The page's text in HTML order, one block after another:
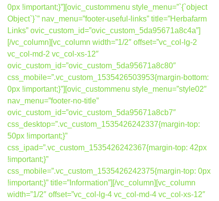
0px !important;}”][ovic_custommenu style_menu=”`{`object
Object`}`” nav_menu=”footer-useful-links” title=”Herbafarm
Links” ovic_custom_id=”ovic_custom_5da95671a8c4a”]
[/vc_column][vc_column width=”1/2″ offset=”vc_col-lg-2
vc_col-md-2 vc_col-xs-12″
ovic_custom_id=”ovic_custom_5da95671a8c80″
css_mobile=”.vc_custom_1535426503953{margin-bottom:
0px !important;}”][ovic_custommenu style_menu=”style02″
nav_menu=”footer-no-title”
ovic_custom_id=”ovic_custom_5da95671a8cb7″
css_desktop=”.vc_custom_1535426242337{margin-top:
50px !important;}”
css_ipad=”.vc_custom_1535426242367{margin-top: 42px
!important;}”
css_mobile=”.vc_custom_1535426242375{margin-top: 0px
!important;}” title=”Information”][/vc_column][vc_column
width=”1/2″ offset=”vc_col-lg-4 vc_col-md-4 vc_col-xs-12″